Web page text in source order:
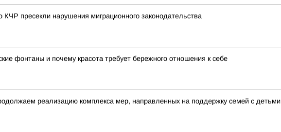
пресекли нарушения миграционного законодательства
фонтаны и почему красота требует бережного отношения к себе
реализацию комплекса мер, направленных на поддержку семей с детьми